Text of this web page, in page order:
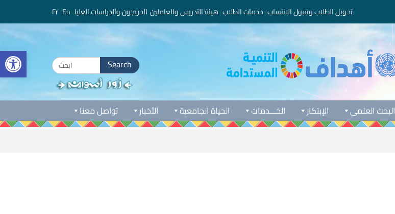
تحويل الطلاب وقبول الانتساب خدمات الطلاب هيئة التدريس والعاملين الخريجون والدراسات العليا
Search
for:
تواصل معنا الأخبار الحياة الجامعية الخـــدمات الإبتكار البحث العلمى